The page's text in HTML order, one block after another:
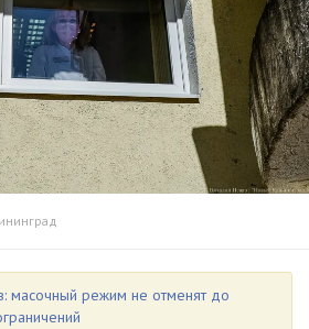
масочный режим не отменят до